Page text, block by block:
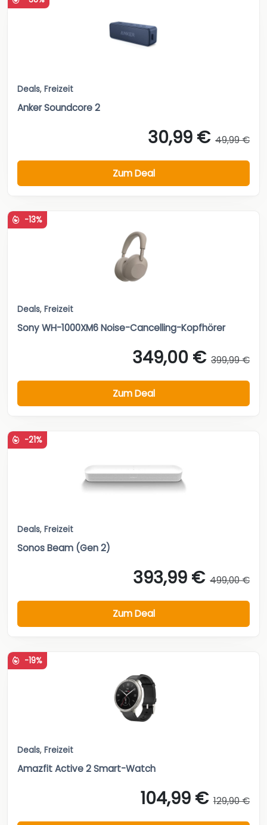
Deals, Freizeit
Anker Soundcore 2
30,99 € 49,99 €
Zum Deal
-13%
Deals, Freizeit
Sony WH-1000XM6 Noise-Cancelling-Kopfhörer
349,00 € 399,99 €
Zum Deal
-21%
Deals, Freizeit
Sonos Beam (Gen 2)
393,99 € 499,00 €
Zum Deal
-19%
Deals, Freizeit
Amazfit Active 2 Smart-Watch
104,99 € 129,90 €